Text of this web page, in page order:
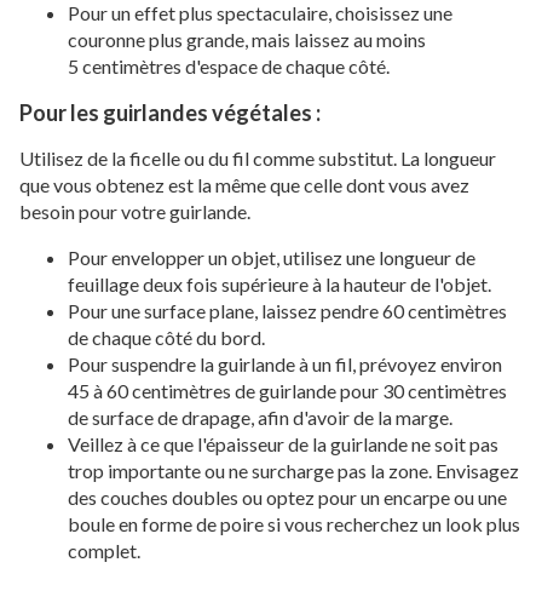
Pour un effet plus spectaculaire, choisissez une
couronne plus grande, mais laissez au moins
5 centimètres d'espace de chaque côté.
Pour les guirlandes végétales :
Utilisez de la ficelle ou du fil comme substitut. La longueur
que vous obtenez est la même que celle dont vous avez
besoin pour votre guirlande.
Pour envelopper un objet, utilisez une longueur de
feuillage deux fois supérieure à la hauteur de l'objet.
Pour une surface plane, laissez pendre 60 centimètres
de chaque côté du bord.
Pour suspendre la guirlande à un fil, prévoyez environ
45 à 60 centimètres de guirlande pour 30 centimètres
de surface de drapage, afin d'avoir de la marge.
Veillez à ce que l'épaisseur de la guirlande ne soit pas
trop importante ou ne surcharge pas la zone. Envisagez
des couches doubles ou optez pour un encarpe ou une
boule en forme de poire si vous recherchez un look plus
complet.